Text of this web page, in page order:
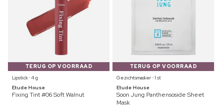
TERUG OP VOORRAAD
Lipstick ⋅ 4 g
Etude House
Fixing Tint #06 Soft Walnut
TERUG OP VOORRAAD
Gezichtsmasker ⋅ 1 st
Etude House
Soon Jung Panthensoside Sheet
Mask